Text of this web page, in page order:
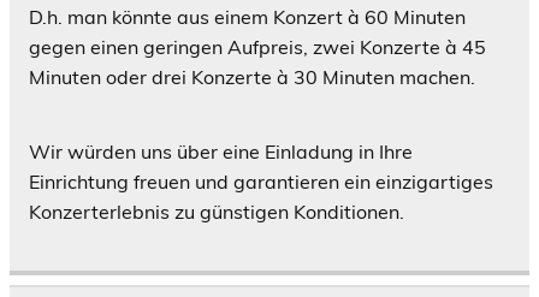
D.h. man könnte aus einem Konzert à 60 Minuten
gegen einen geringen Aufpreis, zwei Konzerte à 45
Minuten oder drei Konzerte à 30 Minuten machen.
Wir würden uns über eine Einladung in Ihre
Einrichtung freuen und garantieren ein einzigartiges
Konzerterlebnis zu günstigen Konditionen.